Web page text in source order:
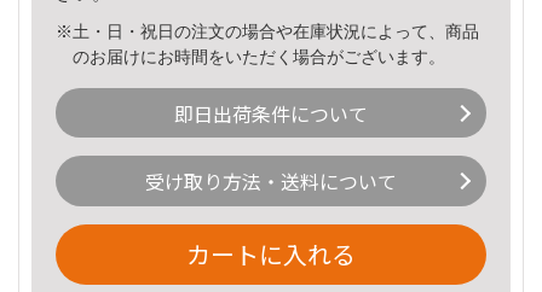
※土・日・祝日の注文の場合や在庫状況によって、商品
のお届けにお時間をいただく場合がございます。
即日出荷条件について
受け取り方法・送料について
カートに入れる